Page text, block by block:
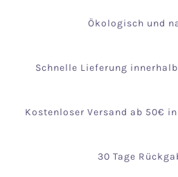
Ökologisch und
Schnelle Lieferung
Kostenloser Versand ab 50€
30 Tage